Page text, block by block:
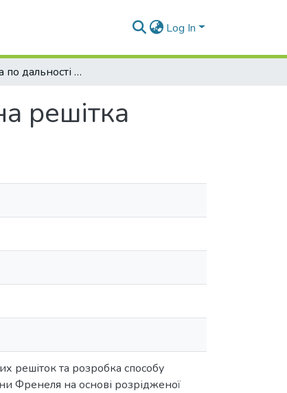
Log In
Адаптивна по дальності розріджена антенна решітка
решітка
решіток та розробка способу
Френеля на основі розрідженої